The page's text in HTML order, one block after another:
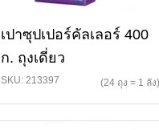
เปาซุปเปอร์คัลเลอร์ 400
ก. ถุงเดี่ยว
SKU: 213397 (24 ถุง = 1 ลัง)